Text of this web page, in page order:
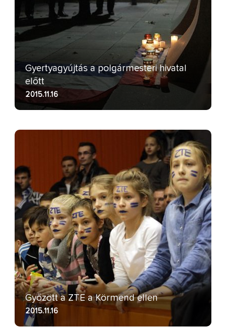
Gyertyagyújtás a polgármesteri hivatal
előtt
2015.11.16
Győzött a ZTE a Körmend ellen
2015.11.16